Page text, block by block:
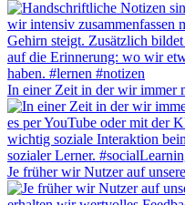
In einer Zeit in der wir immer
Je früher wir Nutzer auf